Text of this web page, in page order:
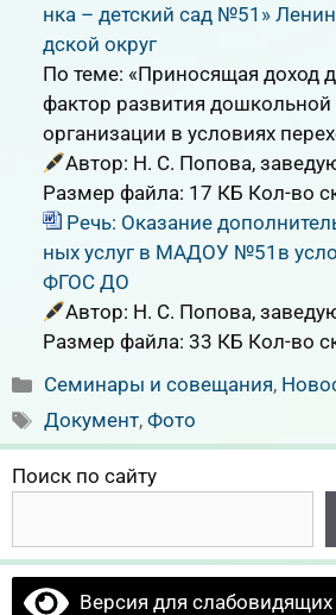
нка – детский сад №51»
дской округ
По теме: «Приносящая доход
фактор развития дошкольной
организации в условиях
Автор: Н. С. Попова,
Размер файла: 17 КБ Кол-во
Речь: Оказание
ных услуг в МАДОУ №51в
ФГОС ДО
Автор: Н. С. Попова,
Размер файла: 33 КБ Кол-во
Рубрики
Семинары и совещания,
Метки
Документ,Фото
Поиск по сайту
Версия для слабовидящих